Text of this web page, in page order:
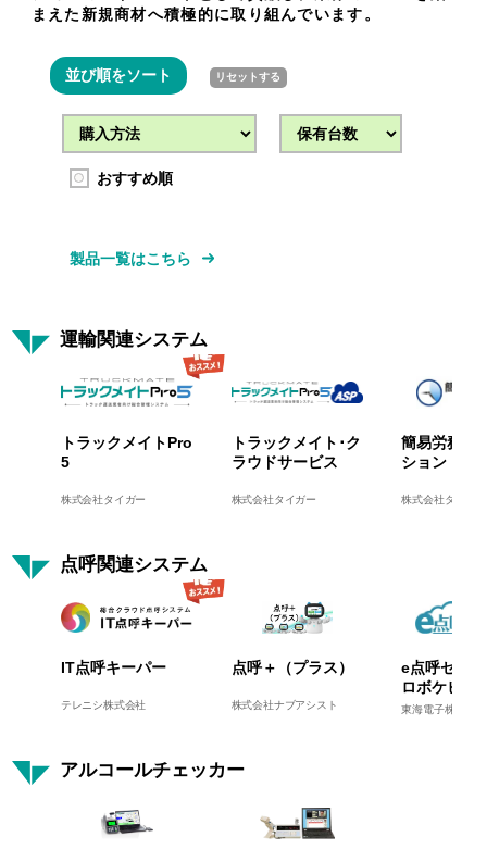
まえた新規商材へ積極的に取り組んでいます。
並び順をソート リセットする
おすすめ順
製品一覧はこちら
運輸関連システム
トラックメイトPro
5
株式会社タイガー
トラックメイト･ク
ラウドサービス
株式会社タイガー
簡易労務管
ション
株式会社タイガー
点呼関連システム
IT点呼キーパー
テレニシ株式会社
点呼＋（プラス）
株式会社ナブアシスト
e点呼セル
ロボケビー
東海電子株式会社
アルコールチェッカー